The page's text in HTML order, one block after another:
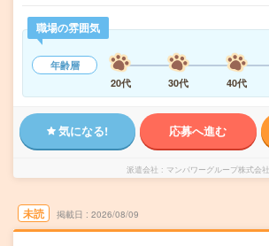
職場の雰囲気
年齢層
20代
30代 40代
気になる! 応募へ進む
派遣会社 マンパワーグループ株式会社
未読 掲載日 2026/08/09